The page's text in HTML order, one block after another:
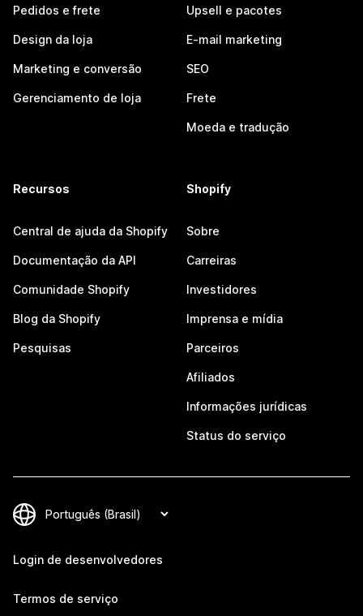
Pedidos e frete
Design da loja
Marketing e conversão
Gerenciamento de loja
Upsell e pacotes
E-mail marketing
SEO
Frete
Moeda e tradução
Recursos
Central de ajuda da Shopify
Documentação da API
Comunidade Shopify
Blog da Shopify
Pesquisas
Shopify
Sobre
Carreiras
Investidores
Imprensa e mídia
Parceiros
Afiliados
Informações jurídicas
Status do serviço
Login de desenvolvedores
Termos de serviço